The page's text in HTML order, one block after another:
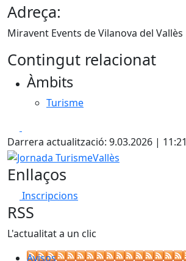
Adreça:
Miravent Events de Vilanova del Vallès
Contingut relacionat
Àmbits
Turisme
Darrera actualització: 9.03.2026 | 11:21
Jornada TurismeVallès
Enllaços
Inscripcions
RSS
L'actualitat a un clic
Avisos